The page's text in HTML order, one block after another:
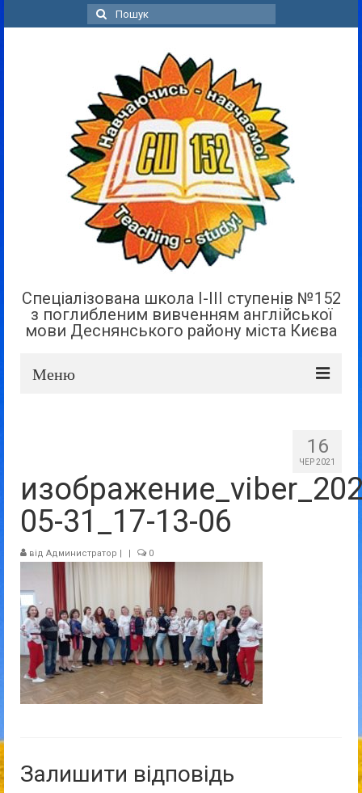
Пошук
для:
Спеціалізована школа І-ІІІ ступенів №152
з поглибленим вивченням англійської
мови Деснянського району міста Києва
Меню
Батькам та учням
Прозорість та відкритість
16
ЧЕР 2021
05-31_17-13-06
від Администратор | | 0
Залишити відповідь